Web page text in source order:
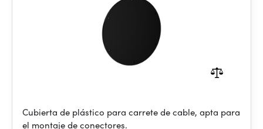
Cubierta de plástico para carrete de cable, apta para
el montaje de conectores.